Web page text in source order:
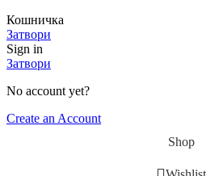
Кошничка
Затвори
Sign in
Затвори
No account yet?
Create an Account
Shop